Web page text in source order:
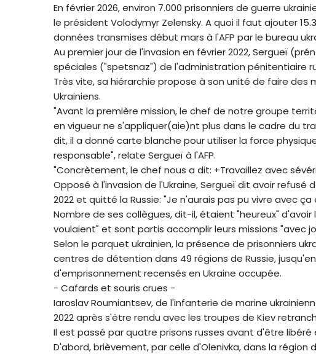
En février 2026, environ 7.000 prisonniers de guerre
le président Volodymyr Zelensky. A quoi il faut ajouter
données transmises début mars à l'AFP par le bureau
Au premier jour de l'invasion en février 2022, Sergueï
spéciales ("spetsnaz") de l'administration pénitentiaire
Très vite, sa hiérarchie propose à son unité de faire des
Ukrainiens.
"Avant la première mission, le chef de notre groupe
en vigueur ne s'appliquer(aie)nt plus dans le cadre du
dit, il a donné carte blanche pour utiliser la force
responsable", relate Sergueï à l'AFP.
"Concrètement, le chef nous a dit: +Travaillez avec
Opposé à l'invasion de l'Ukraine, Sergueï dit avoir refusé
2022 et quitté la Russie: "Je n'aurais pas pu vivre avec
Nombre de ses collègues, dit-il, étaient "heureux"
voulaient" et sont partis accomplir leurs missions "avec
Selon le parquet ukrainien, la présence de prisonniers
centres de détention dans 49 régions de Russie,
d'emprisonnement recensés en Ukraine occupée.
- Cafards et souris crues -
Iaroslav Roumiantsev, de l'infanterie de marine
2022 après s'être rendu avec les troupes de Kiev
Il est passé par quatre prisons russes avant d'être libéré
D'abord, brièvement, par celle d'Olenivka, dans la